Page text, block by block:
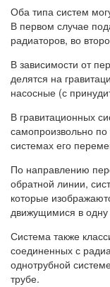
Оба типа систем
В первом случае
радиаторов, во
В зависимости от
делятся на
насосные (с
В гравитационных
самопроизвольно
системах его
По направлению
обратной линии,
которые
движущимися в одну
Система также
соединенных с
однотрубной
трубе.